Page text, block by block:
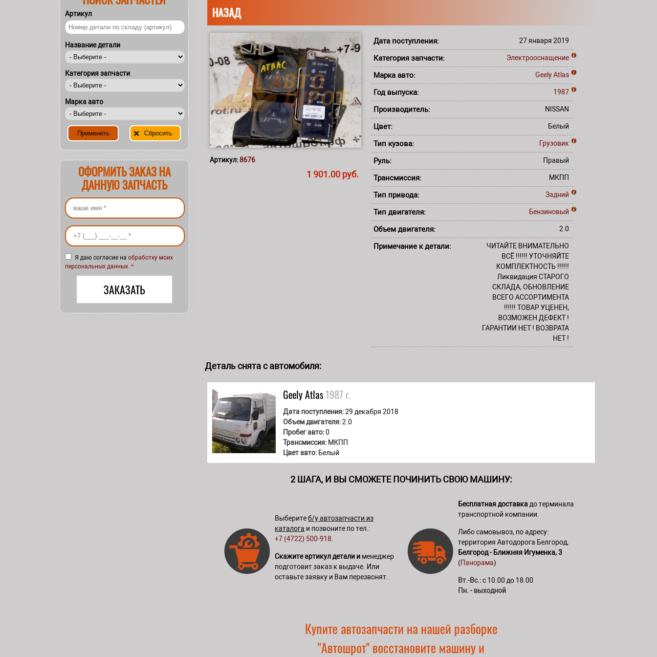
НАЗАД
Артикул:8676
1 901.00 руб.
Дата поступления: 27 января 2019
Категория запчасти: Электрооснащение
Марка авто: GeelyAtlas
Год выпуска: 1987
Производитель: NISSAN
Цвет: Белый
Тип кузова: Грузовик
Руль: Правый
Трансмиссия: МКПП
Тип привода: Задний
Тип двигателя: Бензиновый
Объем двигателя: 2.0
Примечание к детали:
ЧИТАЙТЕ ВНИМАТЕЛЬНО
ВСЁ !!!!!! УТОЧНЯЙТЕ
КОМПЛЕКТНОСТЬ !!!!!!
Ликвидация СТАРОГО
СКЛАДА, ОБНОВЛЕНИЕ
ВСЕГО АССОРТИМЕНТА
!!!!!! ТОВАР УЦЕНЕН,
ВОЗМОЖЕН ДЕФЕКТ !
ГАРАНТИИ НЕТ ! ВОЗВРАТА
НЕТ !
Деталь снята с автомобиля:
GeelyAtlas1987 г.
Дата поступления:29 декабря 2018
Объем двигателя:2.0
Пробег авто:0
Трансмиссия: МКПП
Цвет авто: Белый
2 ШАГА, И ВЫ СМОЖЕТЕ ПОЧИНИТЬ СВОЮ МАШИНУ:
Выберитеб/у автозапчасти из
каталога и позвоните по тел.:
+7 (4722) 500-918
Скажите артикул детали и менеджер
подготовит заказ к выдаче. Или
оставьте заявку и Вам перезвонят.
Бесплатная доставка до терминала
транспортной компании.
Либо самовывоз, по адресу:
территория Автодорога Белгород,
Белгород - Ближняя Игуменка, 3
(Панорама)
Вт.-Вс.:с 10.00 до 18.00
Пн. - выходной
Купите автозапчасти на нашей разборке
"Автошрот" восстановите машину и
Артикул
Название детали
Категория запчасти
Марка авто
ОФОРМИТЬ ЗАКАЗ НА
ДАННУЮ ЗАПЧАСТЬ
Ваше имя
Ваш номер телефона
Я даю согласие на обработку моих
персональных данных. *